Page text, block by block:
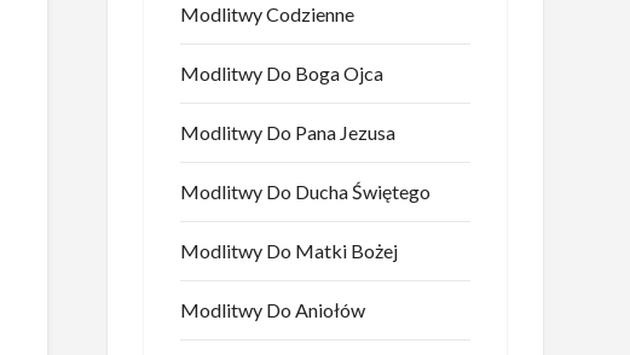
Modlitwy Codzienne
Modlitwy Do Boga Ojca
Modlitwy Do Pana Jezusa
Modlitwy Do Ducha Świętego
Modlitwy Do Matki Bożej
Modlitwy Do Aniołów